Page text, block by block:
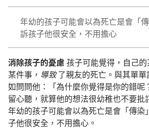
年幼的孩子可能會以為死亡是會「
訴孩子他很安全，不用擔心
消除孩子的憂慮 孩子可能覺得，自己
某件事， 導致了親友的死亡。與其單
如問問他：「為什麼你覺得是你的錯呢
留心聽，就算他的想法很幼稚也不要批
年幼的孩子可能會以為死亡是會「傳染
子他很安全，不用擔心。